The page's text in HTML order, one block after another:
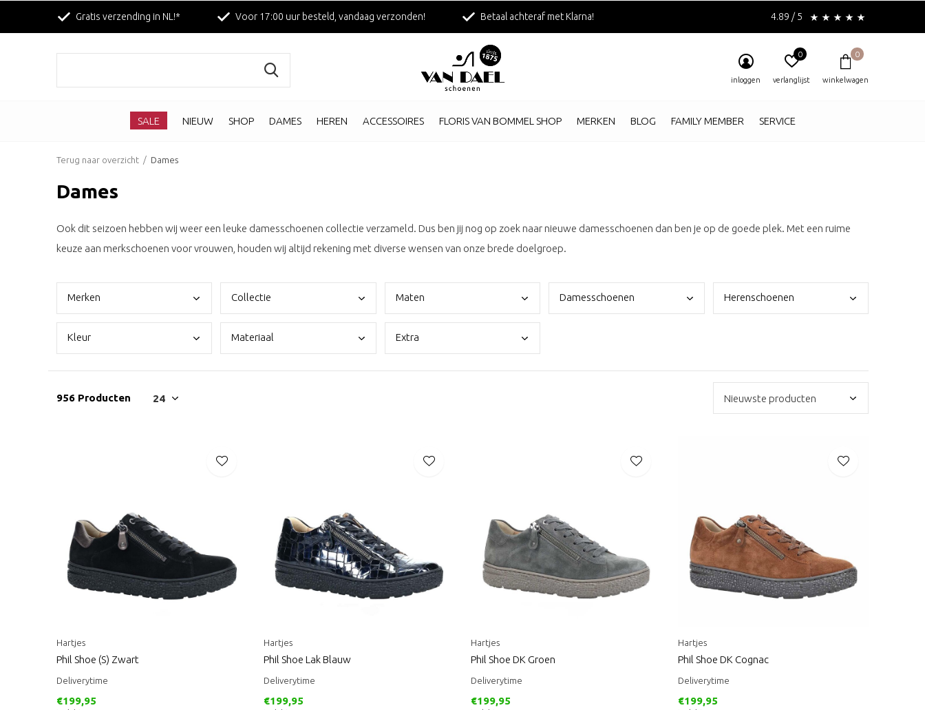
SALE NIEUW SHOP DAMES HEREN ACCESSOIRES FLORIS VAN BOMMEL SHOP MERKEN BLOG FAMILY MEMBER SERVICE
inloggen verlanglijst
0
winkelwagen
0
Gratis verzending in NL!* Voor 17:00 uur besteld, vandaag verzonden! Betaal achteraf met Klarna! 4.89 / 5
Terug naar overzicht Dames
Dames
Ook dit seizoen hebben wij weer een leuke damesschoenen collectie verzameld. Dus ben jij nog op zoek naar nieuwe damesschoenen dan ben je op de goede plek. Met een ruime
keuze aan merkschoenen voor vrouwen, houden wij altijd rekening met diverse wensen van onze brede doelgroep.
Merken Collectie Maten Damesschoenen Herenschoenen
Kleur Materiaal Extra
956 Producten
Hartjes
Phil Shoe (S) Zwart
Deliverytime
€199,95
Hartjes
Phil Shoe Lak Blauw
Deliverytime
€199,95
Hartjes
Phil Shoe DK Groen
Deliverytime
€199,95
Hartjes
Phil Shoe DK Cognac
Deliverytime
€199,95